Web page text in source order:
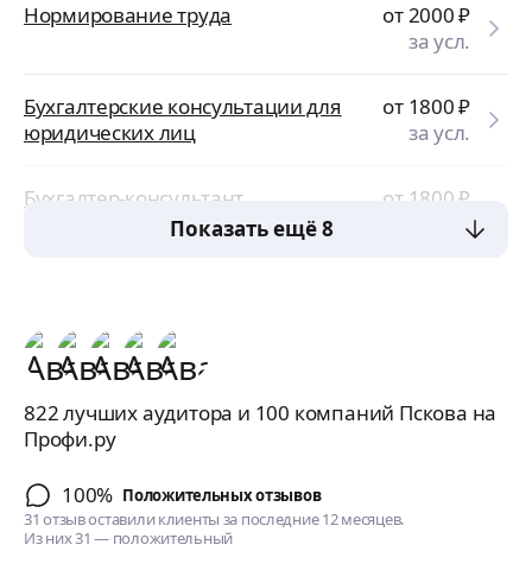
Нормирование труда от 2000₽
за усл.
Бухгалтерские консультации для
юридических лиц
от 1800₽
за усл.
Бухгалтер-консультант от 1800₽
за усл.
Показать ещё 8
822 лучших аудитора и 100 компаний Пскова на
Профи.ру
100% Положительных отзывов
31 отзыв оставили клиенты за последние 12 месяцев.
Из них 31 — положительный